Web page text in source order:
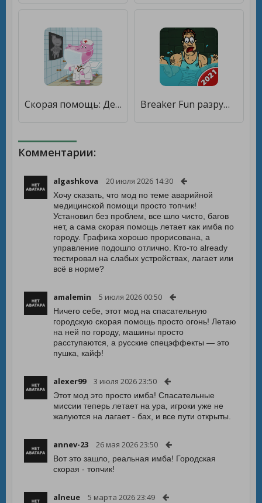
Скорая помощь: Детский Доктор [Много денег] Breaker Fun разрушение кирпичей& спасательная игра [Мод меню]
Комментарии:
algashkova 20 июля 2026 14:30
Хочу сказать, что мод по теме аварийной
медицинской помощи просто топчик!
Установил без проблем, все шло чисто, багов
нет, а сама скорая помощь летает как имба по
городу. Графика хорошо прорисована, а
управление подошло отлично. Кто-то already
тестировал на слабых устройствах, лагает или
всё в норме?
amalemin 5 июля 2026 00:50
Ничего себе, этот мод на спасательную
городскую скорая помощь просто огонь! Летаю
на ней по городу, машины просто
расступаются, а русские спецэффекты — это
пушка, кайф!
alexer99 3 июля 2026 23:50
Этот мод это просто имба! Спасательные
миссии теперь летает на ура, игроки уже не
жалуются на лагает - бах, и все пути открыты.
annev-23 26 мая 2026 23:50
Вот это зашло, реальная имба! Городская
скорая - топчик!
alneue 5 марта 2026 23:49